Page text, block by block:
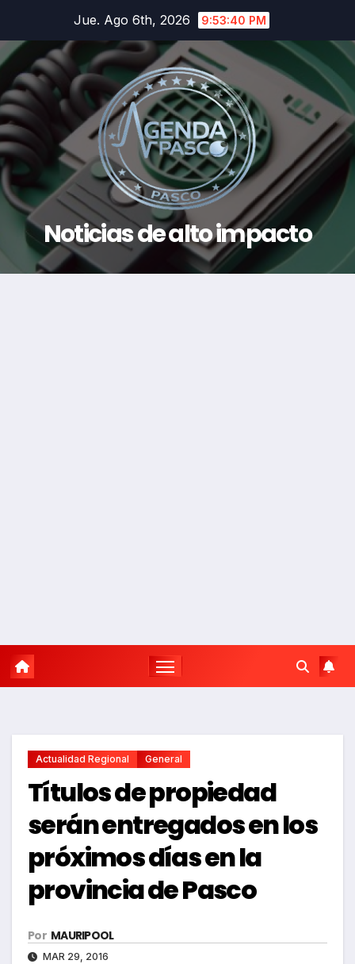
contenido
Jue. Ago 6th, 2026 9:53:41 PM
Noticias de alto impacto
Actualidad Regional General
Títulos de propiedad
serán entregados en los
próximos días en la
provincia de Pasco
Por MAURIPOOL
MAR 29, 2016